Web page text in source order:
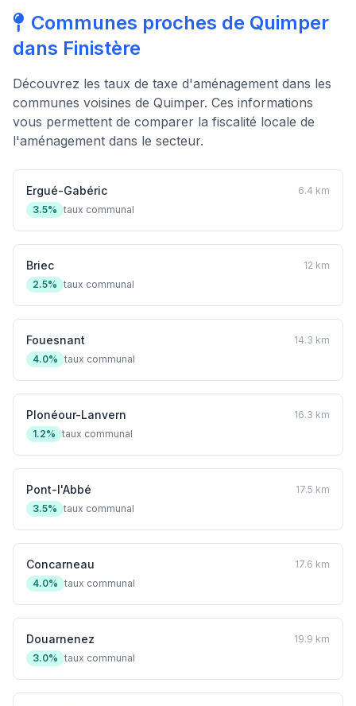
Communes proches de Quimper
dans Finistère
Découvrez les taux de taxe d'aménagement dans les
communes voisines de Quimper. Ces informations
vous permettent de comparer la fiscalité locale de
l'aménagement dans le secteur.
Ergué-Gabéric
6.4 km
3.5% taux communal
Briec
12 km
2.5% taux communal
Fouesnant
14.3 km
4.0% taux communal
Plonéour-Lanvern
16.3 km
1.2% taux communal
Pont-l'Abbé
17.5 km
3.5% taux communal
Concarneau
17.6 km
4.0% taux communal
Douarnenez
19.9 km
3.0% taux communal